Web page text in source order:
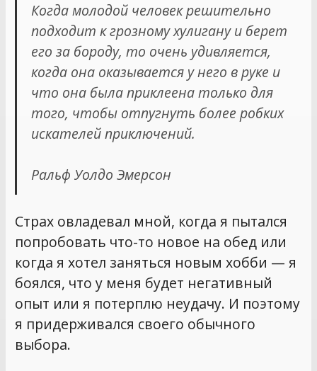
Когда молодой человек решительно
подходит к грозному хулигану и берет
его за бороду, то очень удивляется,
когда она оказывается у него в руке и
что она была приклеена только для
того, чтобы отпугнуть более робких
искателей приключений.
Ральф Уолдо Эмерсон
Страх овладевал мной, когда я пытался
попробовать что-то новое на обед или
когда я хотел заняться новым хобби — я
боялся, что у меня будет негативный
опыт или я потерплю неудачу. И поэтому
я придерживался своего обычного
выбора.